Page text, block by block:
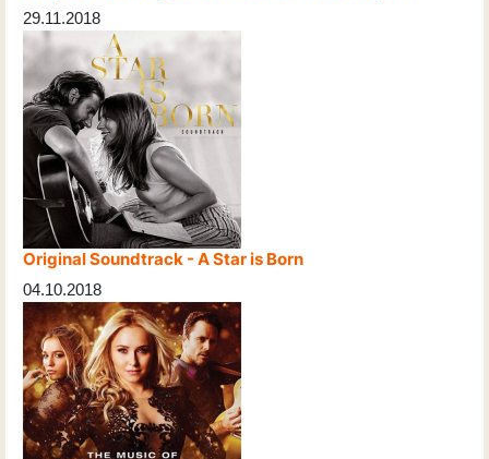
29.11.2018
Original Soundtrack - A Star is Born
04.10.2018